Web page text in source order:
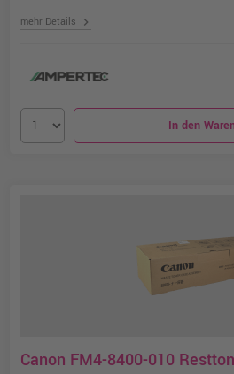
mehr Details chevron_right
In den
Canon FM4-8400-010